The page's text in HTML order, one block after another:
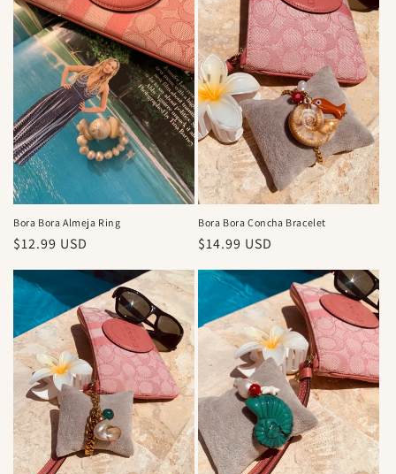
Bora Bora Almeja Ring
Precio
$12.99 USD
Bora Bora Concha Bracelet
Precio
$14.99 USD